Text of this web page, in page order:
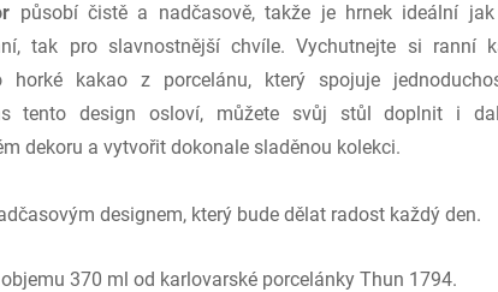
působí čistě a nadčasově, takže je hrnek ideální
tak pro slavnostnější chvíle. Vychutnejte si ranní
horké kakao z porcelánu, který spojuje
tento design osloví, můžete svůj stůl doplnit i
dekoru a vytvořit dokonale sladěnou kolekci.
designem, který bude dělat radost každý den.
370 ml od karlovarské porcelánky Thun 1794.